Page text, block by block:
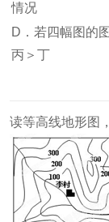
情况
D．若四幅图的
丙＞丁
读等高线地形图